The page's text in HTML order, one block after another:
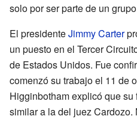
solo por ser parte de un
El presidenteJimmy Carter
un puesto en el Tercer
de Estados Unidos. Fue
comenzó su trabajo el 11 de
Higginbotham explicó que su
similar a la del juez Cardozo.